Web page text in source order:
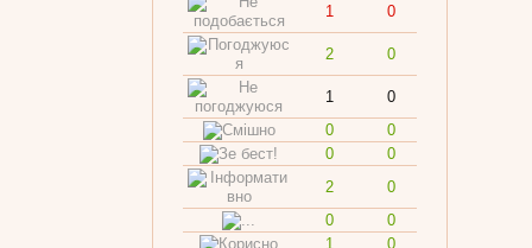
1 0
2 0
1
0
0
0
0
0
2
0
0
0
1
0